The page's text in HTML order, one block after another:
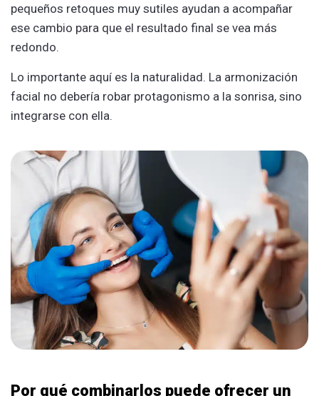
pequeños retoques muy sutiles ayudan a acompañar
ese cambio para que el resultado final se vea más
redondo.
Lo importante aquí es la naturalidad. La armonización
facial no debería robar protagonismo a la sonrisa, sino
integrarse con ella.
Por qué combinarlos puede ofrecer un